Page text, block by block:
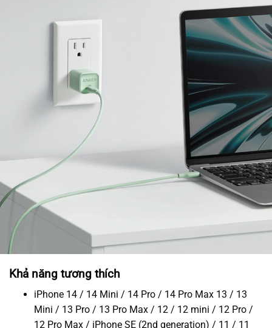
Khả năng tương thích
iPhone 14 / 14 Mini / 14 Pro / 14 Pro Max 13 / 13
Mini / 13 Pro / 13 Pro Max / 12 / 12 mini / 12 Pro /
12 Pro Max / iPhone SE (2nd generation) / 11 / 11